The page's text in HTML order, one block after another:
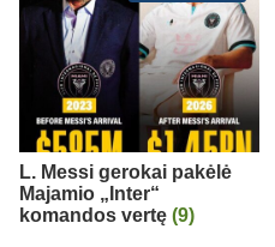
L. Messi gerokai pakėlė
Majamio „Inter“
komandos vertę (9)